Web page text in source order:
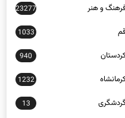
قم 1033
کردستان 940
کرمانشاه 1232
گردشگری 13
گیلان 1404